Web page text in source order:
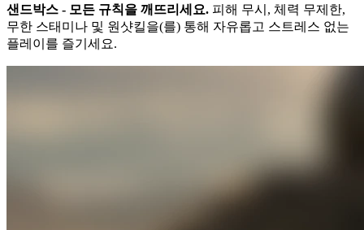
샌드박스 - 모든 규칙을 깨뜨리세요. 피해 무시, 체력 무제한,
무한 스태미나 및 원샷킬을(를) 통해 자유롭고 스트레스 없는
플레이를 즐기세요.